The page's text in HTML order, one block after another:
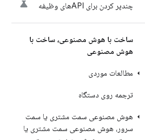
چندپر کردن برای APIهای وظیفه
ساخت با هوش مصنوعی، ساخت با
هوش مصنوعی
مطالعات موردی
ترجمه روی دستگاه
هوش مصنوعی سمت مشتری یا سمت
سرور، هوش مصنوعی سمت مشتری یا